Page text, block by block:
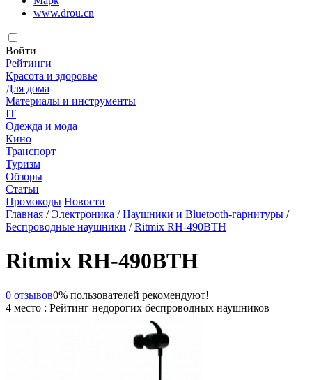
www.drou.cn
Войти
Рейтинги
Красота и здоровье
Для дома
Материалы и инструменты
IT
Одежда и мода
Кино
Транспорт
Туризм
Обзоры
Статьи
Промокоды Новости
Главная /Электроника /Наушники и Bluetooth-гарнитуры /
Беспроводные наушники /Ritmix RH-490BTH
Ritmix RH-490BTH
0 отзывов0% пользователей рекомендуют!
4 место : Рейтинг недорогих беспроводных наушников